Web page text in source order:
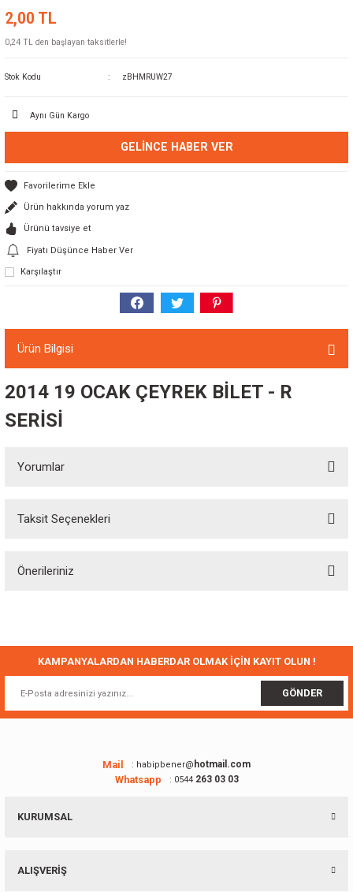
2,00 TL
0,24 TL den başlayan taksitlerle!
Stok Kodu zBHMRUW27
Aynı Gün Kargo
GELINCE HABER VER
Ürün hakkında yorum yaz
Ürünü tavsiye et
Fiyatı Düşünce Haber Ver
Karşılaştır
Ürün Bilgisi
2014 19 OCAK ÇEYREK BİLET - R
SERİSİ
Yorumlar
Taksit Seçenekleri
Önerileriniz
Ürün resmi kalitesiz, bozuk veya görüntülenemiyor.
Ürün fiyatı diğer sitelerden daha pahalı.
Bu ürüne benzer farklı alternatifler olmalı.
KAMPANYALARDAN HABERDAR OLMAK İÇİN KAYIT OLUN !
GÖNDER
Mail : habipbener@ hotmail.com
Whatsapp : 0544263 03 03
KURUMSAL
ALIŞVERİŞ